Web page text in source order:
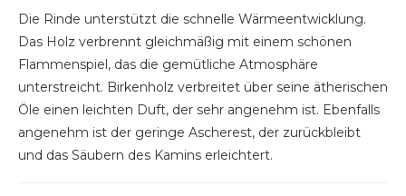
Die Rinde unterstützt die schnelle Wärmeentwicklung.
Das Holz verbrennt gleichmäßig mit einem schönen
Flammenspiel, das die gemütliche Atmosphäre
unterstreicht. Birkenholz verbreitet über seine ätherischen
Öle einen leichten Duft, der sehr angenehm ist. Ebenfalls
angenehm ist der geringe Ascherest, der zurückbleibt
und das Säubern des Kamins erleichtert.